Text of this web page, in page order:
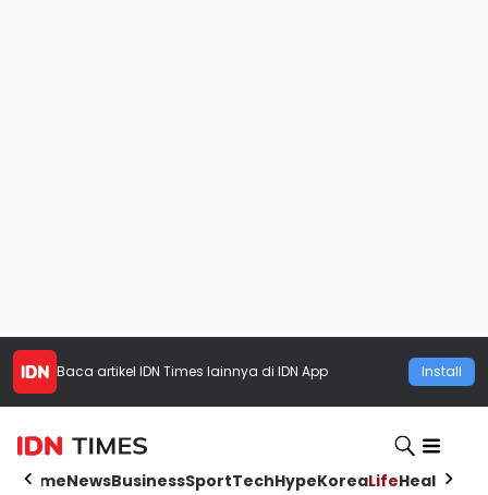
Baca artikel IDN Times lainnya di IDN App Install
HomeNewsBusinessSportTechHypeKoreaLifeHealth